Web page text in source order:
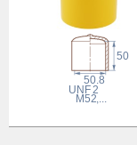
50.8
50
,...
M52
UNF 2